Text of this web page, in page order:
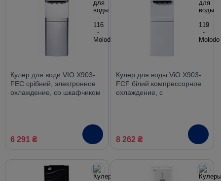
Кулер для води VIO X903-
FEC срібний, электронное
охлаждение, со шкафчиком
6 291 ₴
Кулер для воды ViO X903-
FCF білий компрессорное
охлаждение, с
8 262 ₴